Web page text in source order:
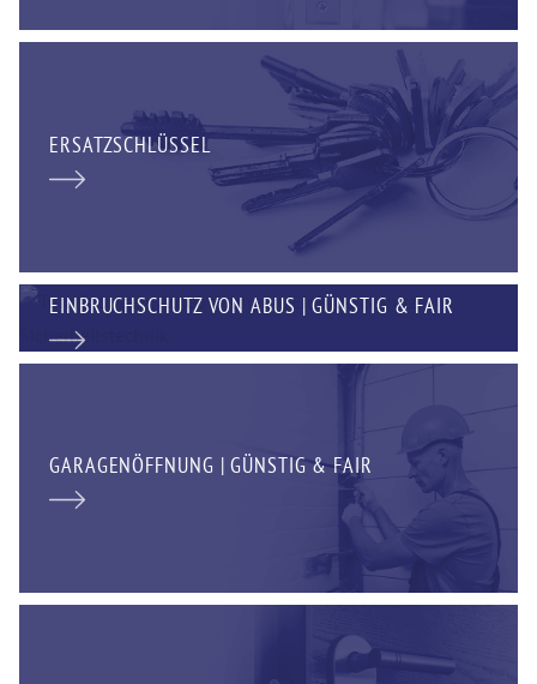
ERSATZSCHLÜSSEL
EINBRUCHSCHUTZ VON ABUS | GÜNSTIG & FAIR
GARAGENÖFFNUNG | GÜNSTIG & FAIR